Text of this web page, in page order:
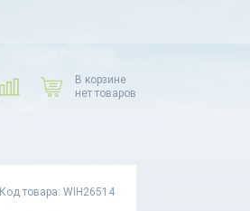
В корзине
нет товаров
Код товара: WIH26514